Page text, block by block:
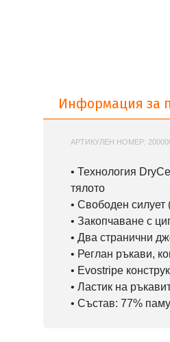
Информация за
АРТИКУЛЕН НОМЕР:
• Технология
тялото
• Свободен силует
• Закопчаване с
• Два странични
• Реглан ръкави,
• Evostripe
• Ластик на
• Състав: 77%